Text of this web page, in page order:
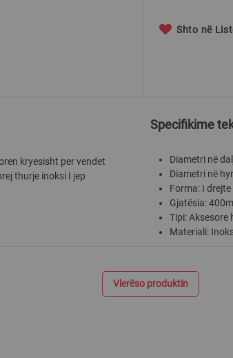
Shto në
kryesisht per vendet
thurje inoksi I jep
Specifikime
Diametri në
Diametri në
Forma: I drejte
Gjatësia:
Tipi: Aksesore
Materiali:
Vlerëso produktin